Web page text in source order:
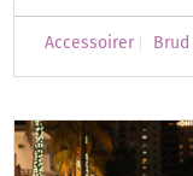
Accessoirer Brud